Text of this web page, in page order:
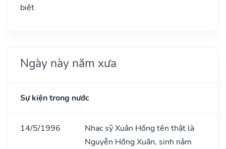
biệt
Ngày này năm xưa
Sự kiện trong nước
14/5/1996
Nhạc sỹ Xuân Hồng tên thật là
Nguyễn Hồng Xuân, sinh nǎm